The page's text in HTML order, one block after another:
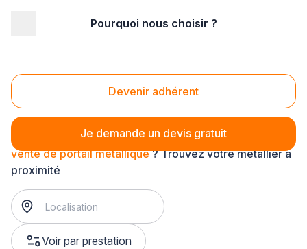
Pourquoi nous choisir ?
Devenir adhérent
Je demande un devis gratuit
Vente de portail métallique
vente de portail métallique? Trouvez votre métallier à
proximité
Voir par prestation